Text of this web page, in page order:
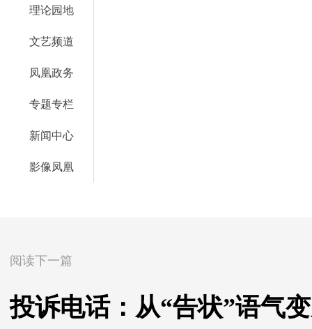
理论园地
文艺频道
凤凰政务
专题专栏
新闻中心
影像凤凰
阅读下一篇
投诉电话：从“告状”语气